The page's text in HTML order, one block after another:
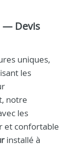
— Devis
uniques,
les
notre
les
et confortable
installé à